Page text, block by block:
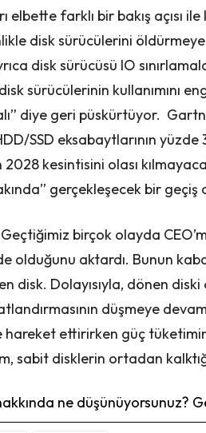
elbette farklı bir bakış açısı
disk sürücülerini
disk sürücüsü IO
sürücülerinin kullanımını
diye geri püskürtüyor.
SSD eksabaytlarının
2028 kesintisini olası
gerçekleşecek bir
birçok olayda
olduğunu aktardı. Bunun
disk. Dolayısıyla, dönen
düşmeye
hareket ettirirken güç
sabit disklerin ortadan
ne düşünüyorsunuz?